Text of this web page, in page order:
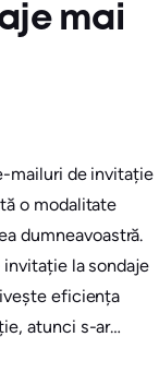
mai
mailuri de invitație
o modalitate
dumneavoastră.
la sondaje
eficiența
atunci s-ar…